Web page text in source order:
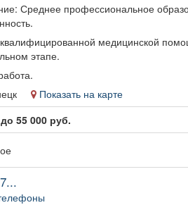
Среднее профессиональное
медицинской
этапе.
Показать на карте
55 000 руб.